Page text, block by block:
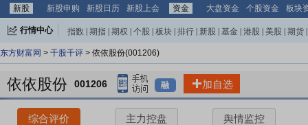
新股
新股申购 新股日历 新股上会 资金 大盘资金 个股资金 板块
行情中心 指数 期指 期权 个股 板块 排行 新股 基金 港股 美股 期货
东方财富网 > 千股千评 > 依依股份(001206)
依依股份 001206 融 加自选
综合评价 主力控盘 舆情监控